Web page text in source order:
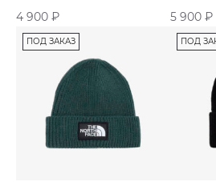
«Black»
4 900 ₽ 5 900 ₽
ПОД ЗАКАЗ ПОД